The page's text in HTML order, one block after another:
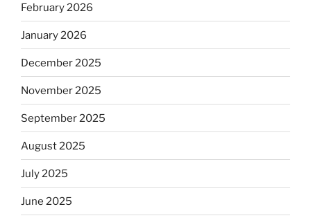
February 2026
January 2026
December 2025
November 2025
September 2025
August 2025
July 2025
June 2025